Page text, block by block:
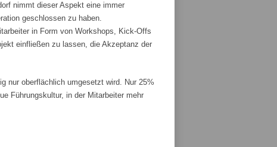
nimmt dieser Aspekt eine immer
geschlossen zu haben.
in Form von Workshops, Kick-Offs
einfließen zu lassen, die Akzeptanz der
nur oberflächlich umgesetzt wird. Nur 25%
Führungskultur, in der Mitarbeiter mehr